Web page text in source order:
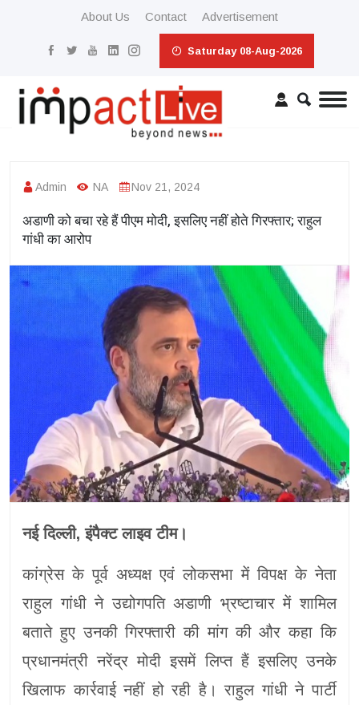
About Us Contact Advertisement
Saturday 08-Aug-2026
Admin NA Nov 21, 2024
अडाणी को बचा रहे हैं पीएम मोदी, इसलिए नहीं होते गिरफ्तार; राहुल
गांधी का आरोप
नई दिल्ली, इंपैक्ट लाइव टीम।
कांग्रेस के पूर्व अध्यक्ष एवं लोकसभा में विपक्ष के नेता
राहुल गांधी ने उद्योगपति अडाणी भ्रष्टाचार में शामिल
बताते हुए उनकी गिरफ्तारी की मांग की और कहा कि
प्रधानमंत्री नरेंद्र मोदी इसमें लिप्त हैं इसलिए उनके
खिलाफ कार्रवाई नहीं हो रही है। राहुल गांधी ने पार्टी